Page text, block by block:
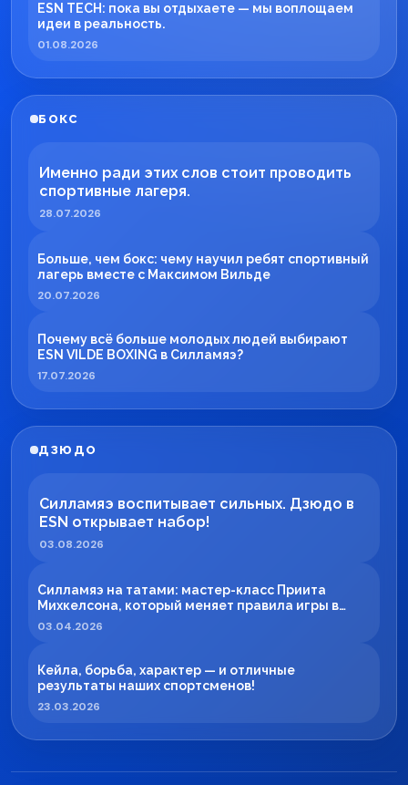
ESN TECH: пока вы отдыхаете — мы воплощаем
идеи в реальность.
01.08.2026
БОКС
Именно ради этих слов стоит проводить
спортивные лагеря.
28.07.2026
Больше, чем бокс: чему научил ребят спортивный
лагерь вместе с Максимом Вильде
20.07.2026
Почему всё больше молодых людей выбирают
ESN VILDE BOXING в Силламяэ?
17.07.2026
ДЗЮДО
Силламяэ воспитывает сильных. Дзюдо в
ESN открывает набор!
03.08.2026
Силламяэ на татами: мастер-класс Приита
Михкелсона, который меняет правила игры в
регионе
03.04.2026
Кейла, борьба, характер — и отличные
результаты наших спортсменов!
23.03.2026